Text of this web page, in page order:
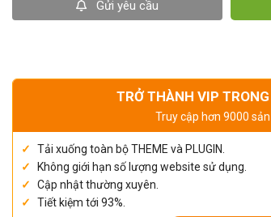
Gửi yêu cầu
TRỞ THÀNH VIP
Truy cập hơn 9000
Tải xuống toàn bộ THEME và PLUGIN.
Không giới hạn số lượng website sử dụng.
Cập nhật thường xuyên.
Tiết kiệm tới 93%.